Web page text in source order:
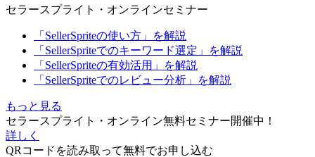
セラースプライト・オンラインセミナー
「SellerSpriteの使い方」を解説
「SellerSpriteでのキーワード選定」を解説
「SellerSpriteの有効活用」を解説
「SellerSpriteでのレビュー分析」を解説
もっと見る
セラースプライト・オンライン無料セミナー開催中！
詳しく
QRコードを読み取って無料でお申し込む